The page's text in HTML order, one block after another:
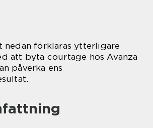
nedan förklaras ytterligare
att byta courtage hos Avanza
påverka ens